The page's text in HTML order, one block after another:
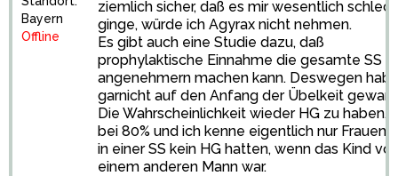
Bayern
Offline
ziemlich sicher, daß es mir wesentlich
ginge, würde ich Agyrax nicht nehmen.
Es gibt auch eine Studie dazu, daß
prophylaktische Einnahme die gesamte SS
angenehmern machen kann. Deswegen hab
garnicht auf den Anfang der Übelkeit
Die Wahrscheinlichkeit wieder HG zu haben,
bei 80% und ich kenne eigentlich nur Frauen,
in einer SS kein HG hatten, wenn das Kind
einem anderen Mann war.